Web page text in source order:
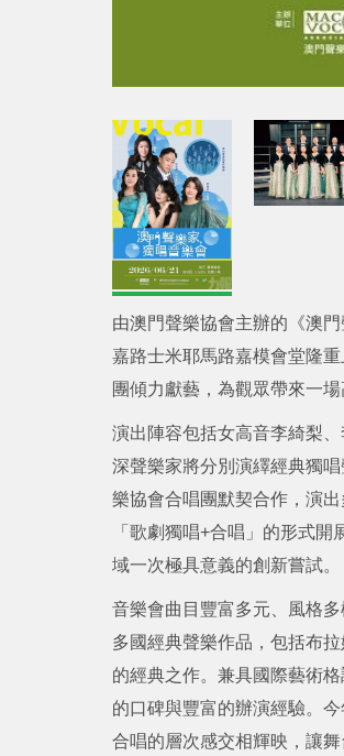
由澳門聲樂協會主辦的《澳
嘉路士米耶馬路嘉模會堂隆
團傾力獻藝，為觀眾帶來一場
演出陣容包括女高音李綺梨
深聲樂家將分別演繹經典獨
樂協會合唱團默契合作，演
「歌劇獨唱+合唱」的形式
域一次極具意義的創新嘗試。
音樂會曲目豐富多元、風格
多國經典聲樂作品，包括布
的經典之作。兼具國際藝術
的口碑與豐富的辦演經驗。
合唱的層次感交相輝映，讓